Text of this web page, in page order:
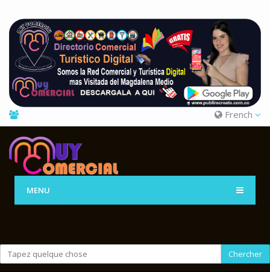
French
MENU
Chercher